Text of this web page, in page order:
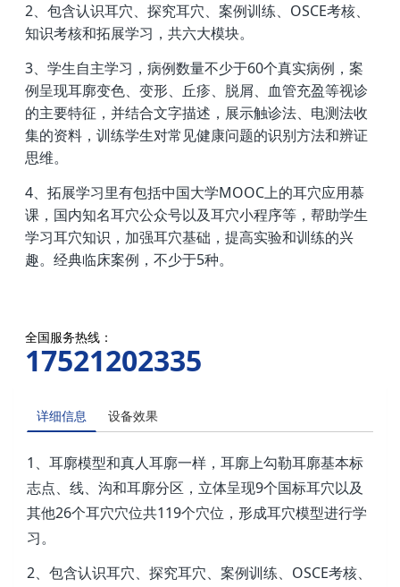
2、包含认识耳穴、探究耳穴、案例训练、OSCE考核、
知识考核和拓展学习，共六大模块。
3、学生自主学习，病例数量不少于60个真实病例，案
例呈现耳廓变色、变形、丘疹、脱屑、血管充盈等视诊
的主要特征，并结合文字描述，展示触诊法、电测法收
集的资料，训练学生对常见健康问题的识别方法和辨证
思维。
4、拓展学习里有包括中国大学MOOC上的耳穴应用慕
课，国内知名耳穴公众号以及耳穴小程序等，帮助学生
学习耳穴知识，加强耳穴基础，提高实验和训练的兴
趣。经典临床案例，不少于5种。
全国服务热线：
17521202335
详细信息 设备效果
1、耳廓模型和真人耳廓一样，耳廓上勾勒耳廓基本标
志点、线、沟和耳廓分区，立体呈现9个国标耳穴以及
其他26个耳穴穴位共119个穴位，形成耳穴模型进行学
习。
2、包含认识耳穴、探究耳穴、案例训练、OSCE考核、